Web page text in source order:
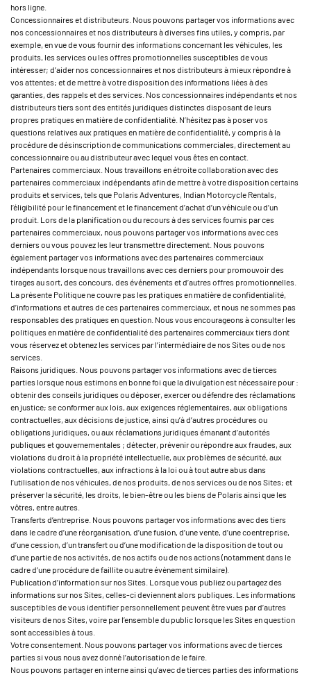
hors ligne.
Concessionnaires et distributeurs. Nous pouvons partager vos informations avec
nos concessionnaires et nos distributeurs à diverses fins utiles, y compris, par
exemple, en vue de vous fournir des informations concernant les véhicules, les
produits, les services ou les offres promotionnelles susceptibles de vous
intéresser; d’aider nos concessionnaires et nos distributeurs à mieux répondre à
vos attentes; et de mettre à votre disposition des informations liées à des
garanties, des rappels et des services. Nos concessionnaires indépendants et nos
distributeurs tiers sont des entités juridiques distinctes disposant de leurs
propres pratiques en matière de confidentialité. N’hésitez pas à poser vos
questions relatives aux pratiques en matière de confidentialité, y compris à la
procédure de désinscription de communications commerciales, directement au
concessionnaire ou au distributeur avec lequel vous êtes en contact.
Partenaires commerciaux. Nous travaillons en étroite collaboration avec des
partenaires commerciaux indépendants afin de mettre à votre disposition certains
produits et services, tels que Polaris Adventures, Indian Motorcycle Rentals,
l’éligibilité pour le financement et le financement d’achat d’un véhicule ou d’un
produit. Lors de la planification ou du recours à des services fournis par ces
partenaires commerciaux, nous pouvons partager vos informations avec ces
derniers ou vous pouvez les leur transmettre directement. Nous pouvons
également partager vos informations avec des partenaires commerciaux
indépendants lorsque nous travaillons avec ces derniers pour promouvoir des
tirages au sort, des concours, des événements et d’autres offres promotionnelles.
La présente Politique ne couvre pas les pratiques en matière de confidentialité,
d’informations et autres de ces partenaires commerciaux, et nous ne sommes pas
responsables des pratiques en question. Nous vous encourageons à consulter les
politiques en matière de confidentialité des partenaires commerciaux tiers dont
vous réservez et obtenez les services par l’intermédiaire de nos Sites ou de nos
services.
Raisons juridiques. Nous pouvons partager vos informations avec de tierces
parties lorsque nous estimons en bonne foi que la divulgation est nécessaire pour :
obtenir des conseils juridiques ou déposer, exercer ou défendre des réclamations
en justice; se conformer aux lois, aux exigences réglementaires, aux obligations
contractuelles, aux décisions de justice, ainsi qu’à d’autres procédures ou
obligations juridiques, ou aux réclamations juridiques émanant d’autorités
publiques et gouvernementales ; détecter, prévenir ou répondre aux fraudes, aux
violations du droit à la propriété intellectuelle, aux problèmes de sécurité, aux
violations contractuelles, aux infractions à la loi ou à tout autre abus dans
l’utilisation de nos véhicules, de nos produits, de nos services ou de nos Sites; et
préserver la sécurité, les droits, le bien-être ou les biens de Polaris ainsi que les
vôtres, entre autres.
Transferts d’entreprise. Nous pouvons partager vos informations avec des tiers
dans le cadre d’une réorganisation, d’une fusion, d’une vente, d’une coentreprise,
d’une cession, d’un transfert ou d’une modification de la disposition de tout ou
d’une partie de nos activités, de nos actifs ou de nos actions (notamment dans le
cadre d’une procédure de faillite ou autre évènement similaire).
Publication d’information sur nos Sites. Lorsque vous publiez ou partagez des
informations sur nos Sites, celles-ci deviennent alors publiques. Les informations
susceptibles de vous identifier personnellement peuvent être vues par d’autres
visiteurs de nos Sites, voire par l’ensemble du public lorsque les Sites en question
sont accessibles à tous.
Votre consentement. Nous pouvons partager vos informations avec de tierces
parties si vous nous avez donné l’autorisation de le faire.
Nous pouvons partager en interne ainsi qu’avec de tierces parties des informations